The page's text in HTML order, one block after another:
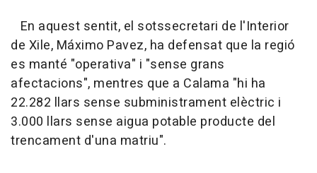
En aquest sentit, el sotssecretari de l'Interior
de Xile, Máximo Pavez, ha defensat que la regió
es manté "operativa" i "sense grans
afectacions", mentres que a Calama "hi ha
22.282 llars sense subministrament elèctric i
3.000 llars sense aigua potable producte del
trencament d'una matriu".